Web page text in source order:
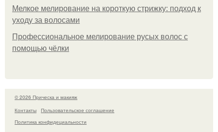
Мелкое мелирование на короткую стрижку: подход к
уходу за волосами
Профессиональное мелирование русых волос с
помощью чёлки
© 2026 Прическа и макияж
Контакты
Пользовательское соглашение
Политика конфидециальности